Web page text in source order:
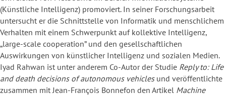
(Künstliche Intelligenz) promoviert. In seiner Forschungsarbeit
untersucht er die Schnittstelle von Informatik und menschlichem
Verhalten mit einem Schwerpunkt auf kollektive Intelligenz,
„large-scale cooperation” und den gesellschaftlichen
Auswirkungen von künstlicher Intelligenz und sozialen Medien.
Iyad Rahwan ist unter anderem Co-Autor der Studie Reply to: Life
and death decisions of autonomous vehicles und veröffentlichte
zusammen mit Jean-François Bonnefon den Artikel Machine